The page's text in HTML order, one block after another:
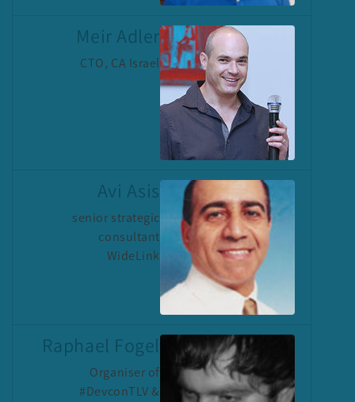
Meir Adler
CTO, CA Israel
Avi Asis
senior strategic
consultant
WideLink
Raphael Fogel
Organiser of
#DevconTLV &